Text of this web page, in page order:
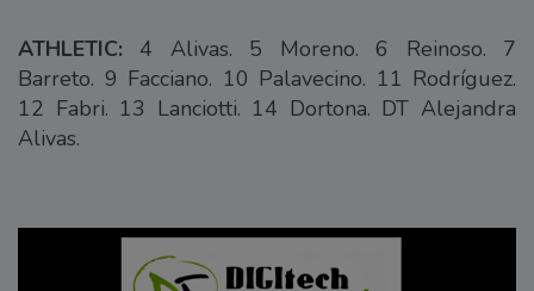
ATHLETIC: 4 Alivas. 5 Moreno. 6 Reinoso. 7
Barreto. 9 Facciano. 10 Palavecino. 11 Rodríguez.
12 Fabri. 13 Lanciotti. 14 Dortona. DT Alejandra
Alivas.